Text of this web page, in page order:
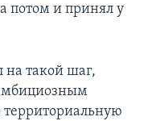
потом и принял у
на такой шаг,